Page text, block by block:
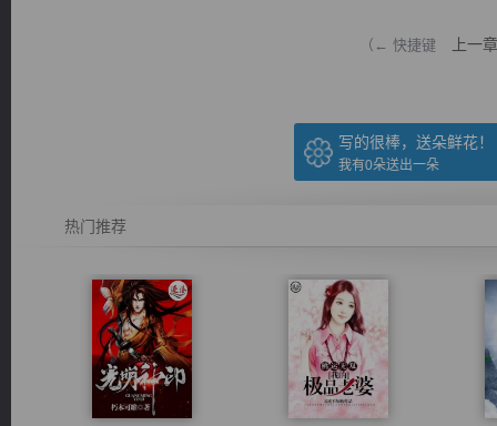
（← 快捷键 上一章
写的很棒，送朵鲜花！
我有0朵送出一朵
热门推荐